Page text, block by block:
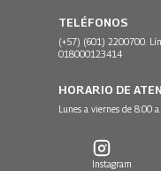
TELÉFONOS
(+57) (601) 2200700.
018000123414
HORARIO DE
Lunes a viernes de 8:00
Instagram